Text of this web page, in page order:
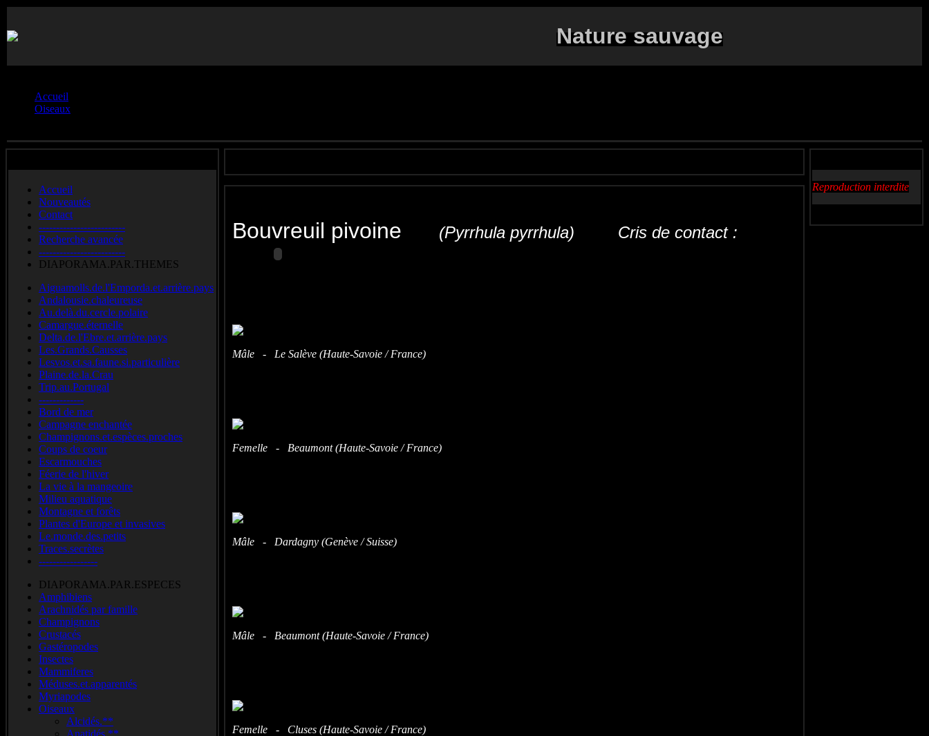
Nature sauvage
Accueil
Oiseaux
Accueil
Nouveautés
Contact
-------------------------
Recherche avancée
-------------------------
DIAPORAMA.PAR.THEMES
Aiguamolls.de.l'Emporda.et.arrière.pays
Andalousie.chaleureuse
Au.delà.du.cercle.polaire
Camargue.éternelle
Delta.de.l'Ebre.et.arrière.pays
Les.Grands.Causses
Lesvos.et.sa.faune.si.particulière
Plaine.de.la.Crau
Trip.au.Portugal
-------------
Bord de mer
Campagne enchantée
Champignons.et.espèces.proches
Coups de coeur
Escarmouches
Féerie de l'hiver
La vie à la mangeoire
Milieu aquatique
Montagne et forêts
Plantes d'Europe et invasives
Le.monde.des.petits
Traces.secrètes
-----------------
DIAPORAMA.PAR.ESPECES
Amphibiens
Arachnidés par famille
Champignons
Crustacés
Gastéropodes
Insectes
Mammiferes
Méduses.et.apparentés
Myriapodes
Oiseaux
Alcidés.**
Anatidés.**
Bouvreuil pivoine (Pyrrhula pyrrhula) Cris de contact :
Mâle - Le Salève (Haute-Savoie / France)
Femelle - Beaumont (Haute-Savoie / France)
Mâle - Dardagny (Genève / Suisse)
Mâle - Beaumont (Haute-Savoie / France)
Femelle - Cluses (Haute-Savoie / France)
Reproduction interdite